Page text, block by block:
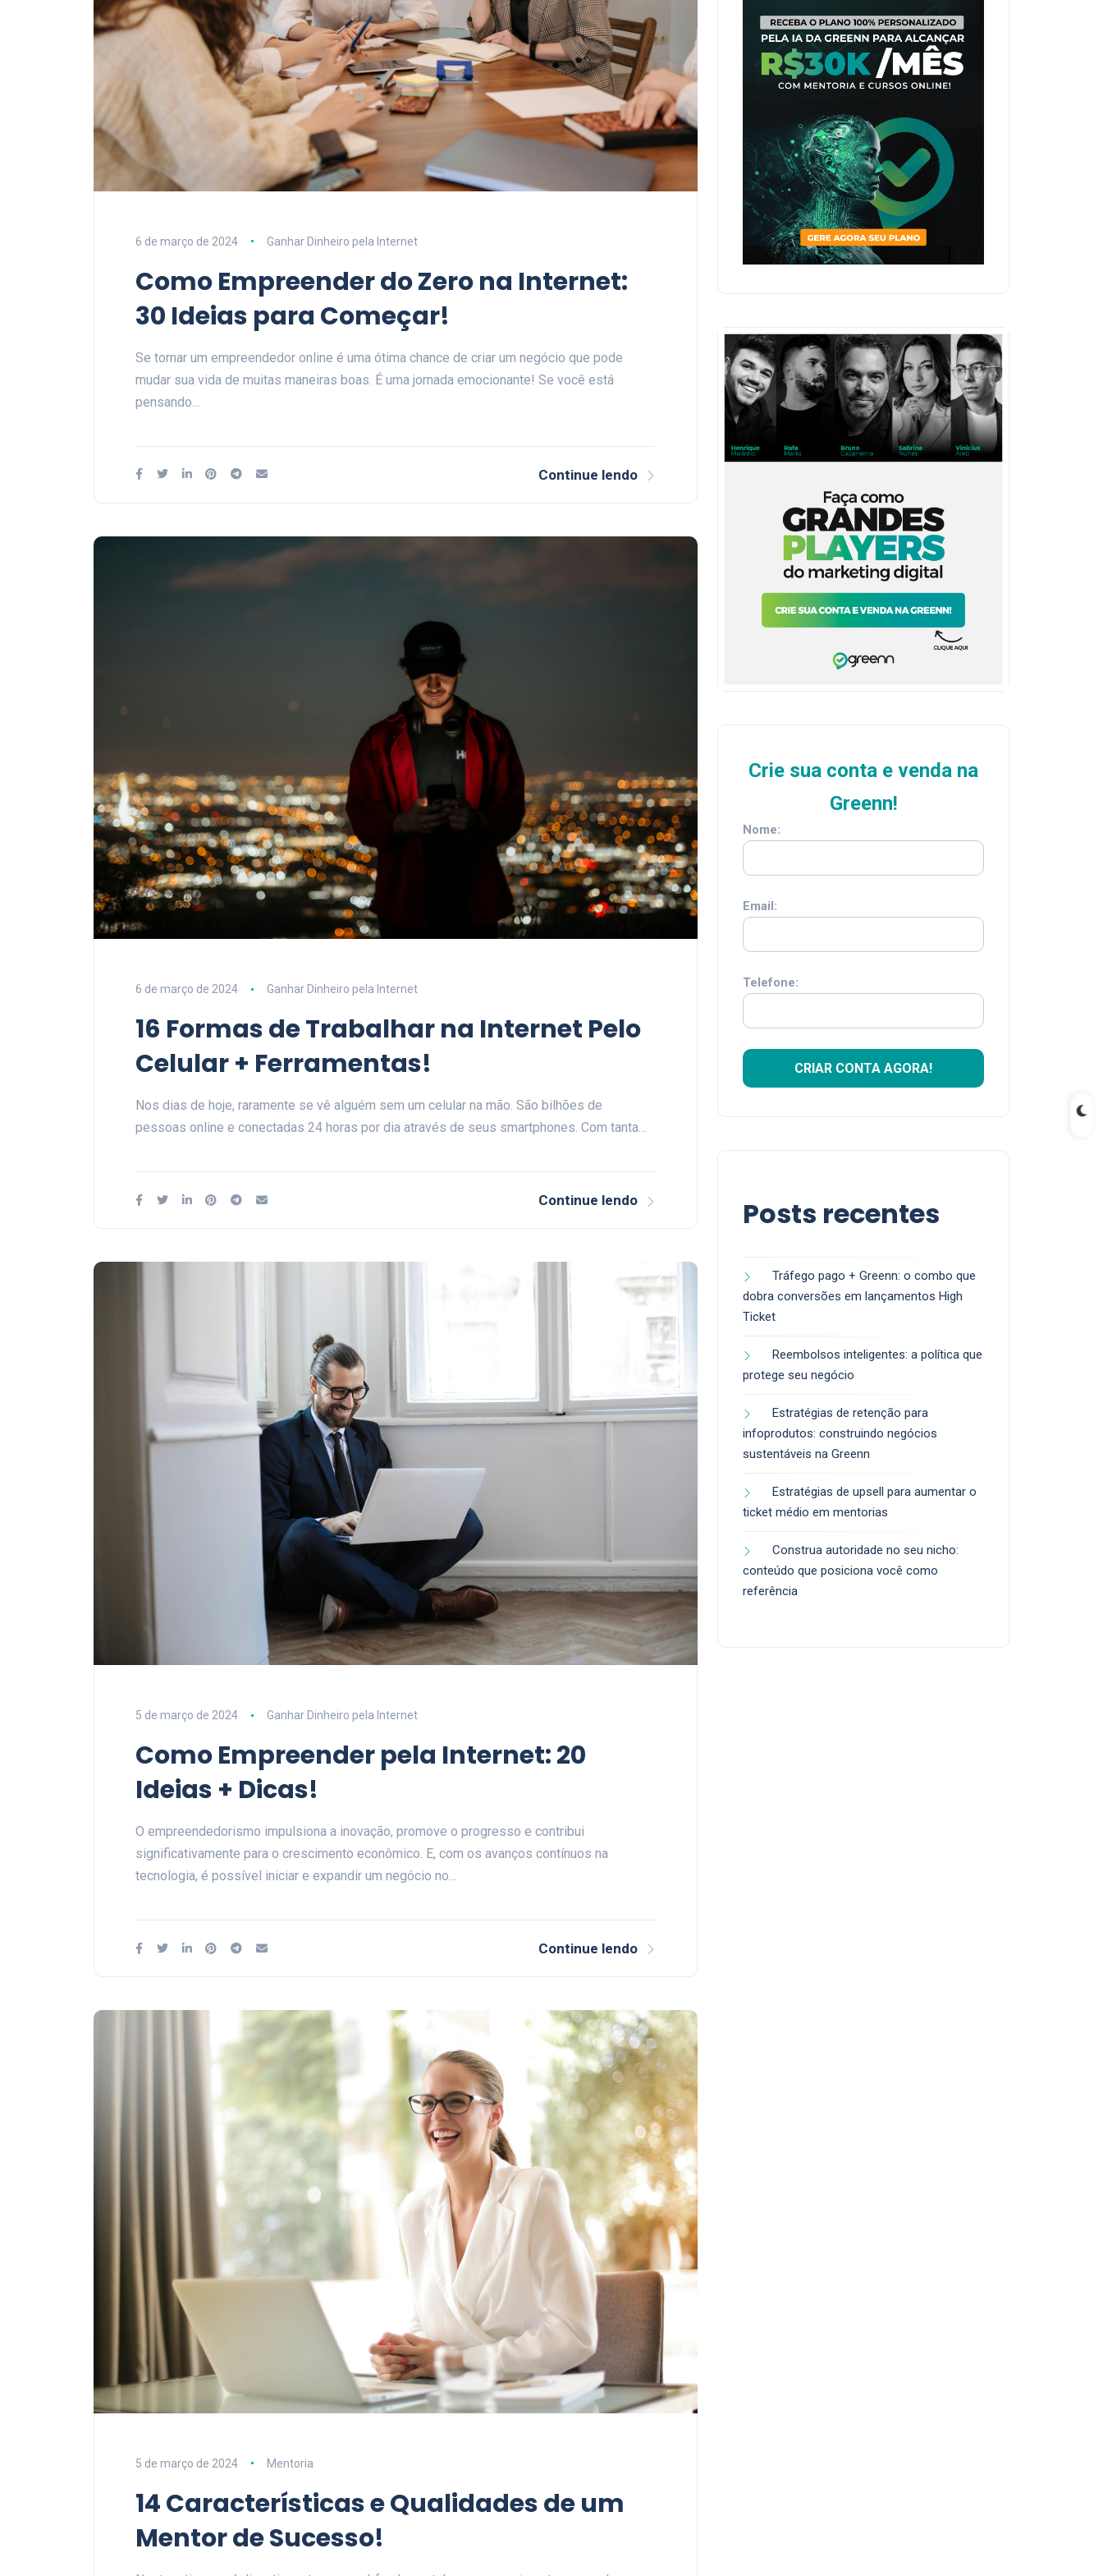
6 de março de 2024 Ganhar Dinheiro pela Internet
Como Empreender do Zero na Internet:
30 Ideias para Começar!
Se tornar um empreendedor online é uma ótima chance de criar um negócio que pode
mudar sua vida de muitas maneiras boas. É uma jornada emocionante! Se você está
pensando…
Continue lendo
6 de março de 2024 Ganhar Dinheiro pela Internet
16 Formas de Trabalhar na Internet Pelo
Celular + Ferramentas!
Nos dias de hoje, raramente se vê alguém sem um celular na mão. São bilhões de
pessoas online e conectadas 24 horas por dia através de seus smartphones. Com tanta…
Continue lendo
5 de março de 2024 Ganhar Dinheiro pela Internet
Como Empreender pela Internet: 20
Ideias + Dicas!
O empreendedorismo impulsiona a inovação, promove o progresso e contribui
significativamente para o crescimento econômico. E, com os avanços contínuos na
tecnologia, é possível iniciar e expandir um negócio no…
Continue lendo
5 de março de 2024 Mentoria
14 Características e Qualidades de um
Mentor de Sucesso!
Crie sua conta e venda na
Greenn!
Nome:
Email:
Telefone:
Posts recentes
Tráfego pago + Greenn: o combo que
dobra conversões em lançamentos High
Ticket
Reembolsos inteligentes: a política que
protege seu negócio
Estratégias de retenção para
infoprodutos: construindo negócios
sustentáveis na Greenn
Estratégias de upsell para aumentar o
ticket médio em mentorias
Construa autoridade no seu nicho:
conteúdo que posiciona você como
referência